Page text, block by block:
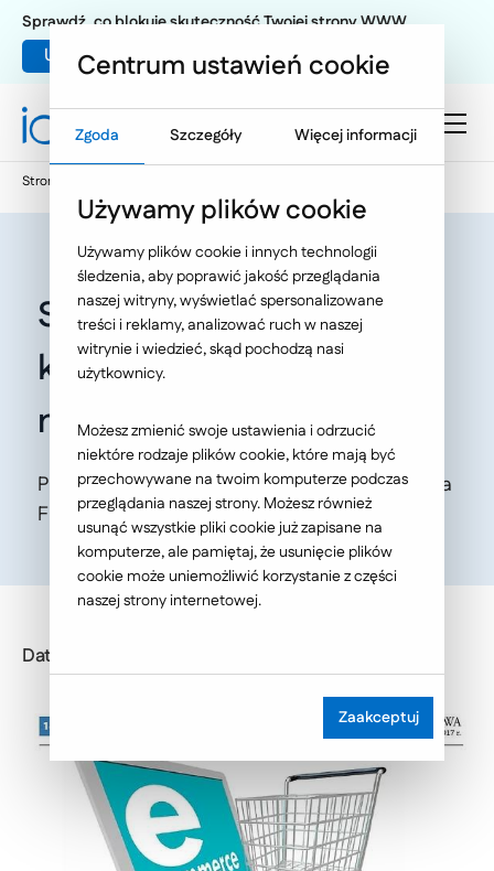
Umów warsztat UX
Sprawdź, co blokuje skuteczność Twojej strony WWW
Strona główna
Sklep, który sprzedaje -
kilka przydatnych
narzędzi
Płatności cyfrowe 2017 - Biznes Raport, Gazeta
Finansowa, Autor: Anna Wolanin
Data publikacji: 2017-12-08
Centrum ustawień cookie
Zgoda Szczegóły Więcej informacji
Używamy plików cookie
Używamy plików cookie i innych technologii
śledzenia, aby poprawić jakość przeglądania
naszej witryny, wyświetlać spersonalizowane
treści i reklamy, analizować ruch w naszej
witrynie i wiedzieć, skąd pochodzą nasi
użytkownicy.
Możesz zmienić swoje ustawienia i odrzucić
niektóre rodzaje plików cookie, które mają być
przechowywane na twoim komputerze podczas
przeglądania naszej strony. Możesz również
usunąć wszystkie pliki cookie już zapisane na
komputerze, ale pamiętaj, że usunięcie plików
cookie może uniemożliwić korzystanie z części
naszej strony internetowej.
Zaakceptuj